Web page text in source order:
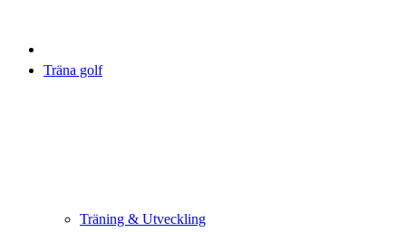
Träna golf
Träning & Utveckling